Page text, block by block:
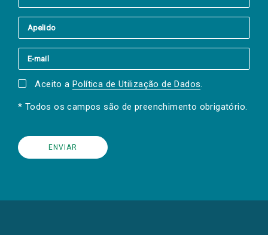
Aceito a Política de Utilização de Dados.
* Todos os campos são de preenchimento obrigatório.